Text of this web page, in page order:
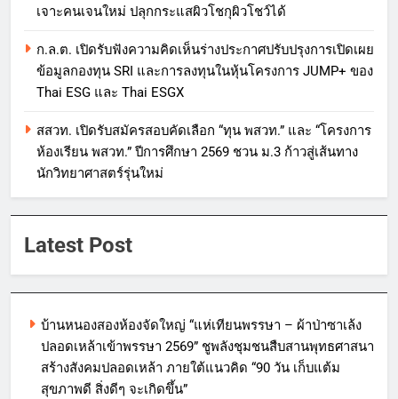
เจาะคนเจนใหม่ ปลุกกระแสผิวโชกุผิวโชว์ได้
ก.ล.ต. เปิดรับฟังความคิดเห็นร่างประกาศปรับปรุงการเปิดเผย
ข้อมูลกองทุน SRI และการลงทุนในหุ้นโครงการ JUMP+ ของ
Thai ESG และ Thai ESGX
สสวท. เปิดรับสมัครสอบคัดเลือก “ทุน พสวท.” และ “โครงการ
ห้องเรียน พสวท.” ปีการศึกษา 2569 ชวน ม.3 ก้าวสู่เส้นทาง
นักวิทยาศาสตร์รุ่นใหม่
Latest Post
บ้านหนองสองห้องจัดใหญ่ “แห่เทียนพรรษา – ผ้าป่าซาเล้ง
ปลอดเหล้าเข้าพรรษา 2569” ชูพลังชุมชนสืบสานพุทธศาสนา
สร้างสังคมปลอดเหล้า ภายใต้แนวคิด “90 วัน เก็บแต้ม
สุขภาพดี สิ่งดีๆ จะเกิดขึ้น”